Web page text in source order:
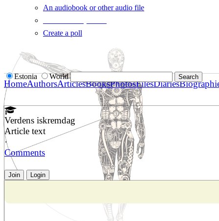
An audiobook or other audio file
Create a poll
Estonia World
HomeAuthorsArticlesBooksPhotosFilesDiaries
Verdens iskremdag
Article text
·
Comments
Join Login